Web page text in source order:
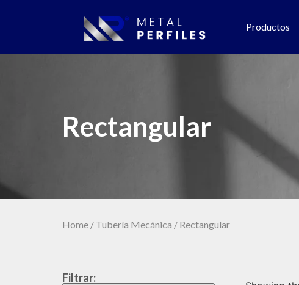
Productos
Rectangular
Home / Tubería Mecánica / Rectangular
Filtrar: